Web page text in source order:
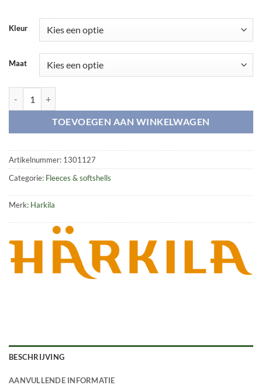
Kleur
Maat
TOEVOEGEN AAN WINKELWAGEN
Artikelnummer: 1301127
Categorie: Fleeces & softshells
Merk: Harkila
BESCHRIJVING
AANVULLENDE INFORMATIE